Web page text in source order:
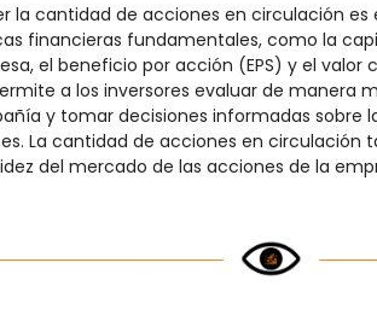
la cantidad de acciones en circulación es
financieras fundamentales, como la
el beneficio por acción (EPS) y el valor
a los inversores evaluar de manera
y tomar decisiones informadas sobre
La cantidad de acciones en circulación
del mercado de las acciones de la